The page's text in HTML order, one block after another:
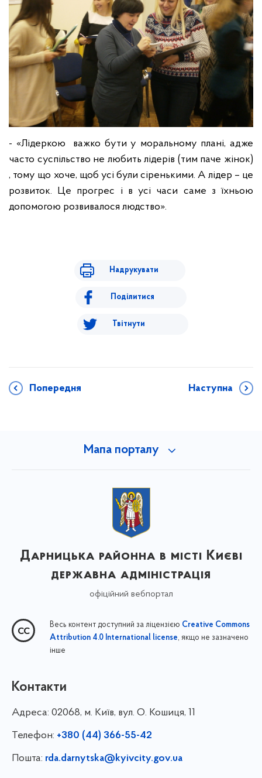
- «Лідеркою важко бути у моральному плані, адже
часто суспільство не любить лідерів (тим паче жінок)
, тому що хоче, щоб усі були сіренькими. А лідер – це
розвиток. Це прогрес і в усі часи саме з їхньою
допомогою розвивалося людство».
Надрукувати
Поділитися
Твітнути
Попередня Наступна
Мапа порталу
Дарницька районна в місті Києві
державна адміністрація
офіційний вебпортал
Весь контент доступний за ліцензією Creative Commons
Attribution 4.0 International license, якщо не зазначено
інше
Контакти
Адреса: 02068, м. Київ, вул. О. Кошиця, 11
Телефон: +380 (44) 366-55-42
Пошта: rda.darnytska@kyivcity.gov.ua